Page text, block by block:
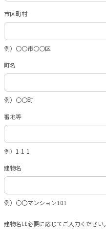
市区町村
例）〇〇市〇〇区
町名
例）〇〇町
番地等
例）1-1-1
建物名
例）〇〇マンション101
建物名は必要に応じてご入力ください。